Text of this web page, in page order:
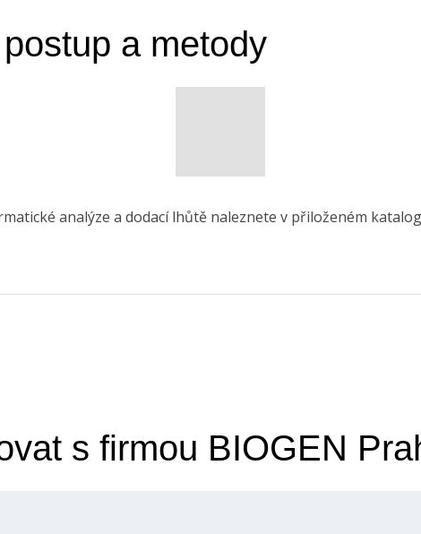
a metody
analýze a dodací lhůtě naleznete v přiloženém
s firmou BIOGEN